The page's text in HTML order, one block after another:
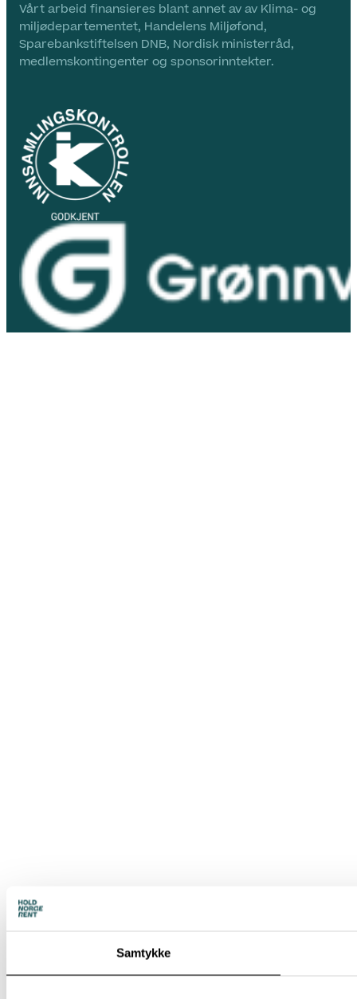
Samtykke
Vårt arbeid finansieres blant annet av av Klima- og
miljødepartementet, Handelens Miljøfond,
Sparebankstiftelsen DNB, Nordisk ministerråd,
medlemskontingenter og sponsorinntekter.